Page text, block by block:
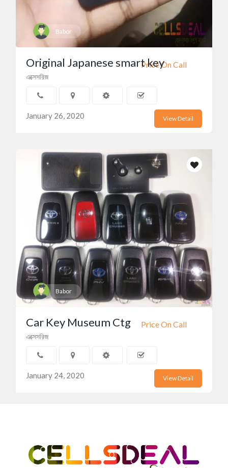
Babor
Price On Call
Original Japanese smart key
এক্সেসরিজ
January 26, 2020 View Detail
Babor
Price On Call
Car Key Museum Ctg
এক্সেসরিজ
January 24, 2020 View Detail